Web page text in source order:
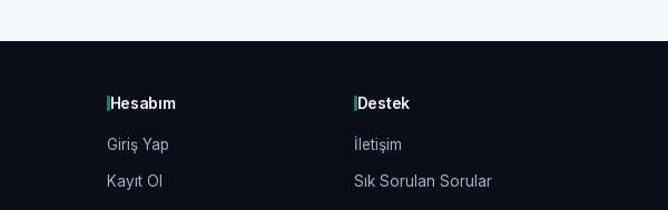
Hesabım
Giriş Yap
Kayıt Ol
Destek
İletişim
Sık Sorulan Sorular